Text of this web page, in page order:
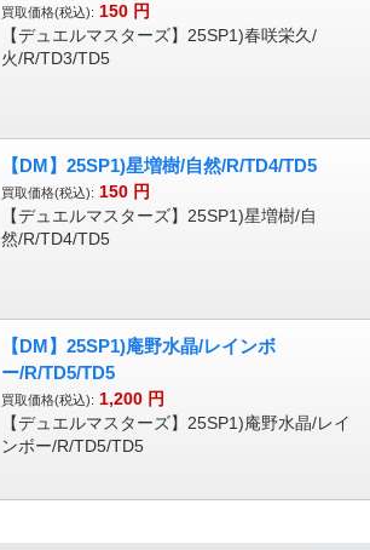
買取価格(税込): 150 円
【デュエルマスターズ】25SP1)春咲栄久/
火/R/TD3/TD5
【DM】25SP1)星増樹/自然/R/TD4/TD5
買取価格(税込): 150 円
【デュエルマスターズ】25SP1)星増樹/自
然/R/TD4/TD5
【DM】25SP1)庵野水晶/レインボ
ー/R/TD5/TD5
買取価格(税込): 1,200 円
【デュエルマスターズ】25SP1)庵野水晶/レイ
ンボー/R/TD5/TD5